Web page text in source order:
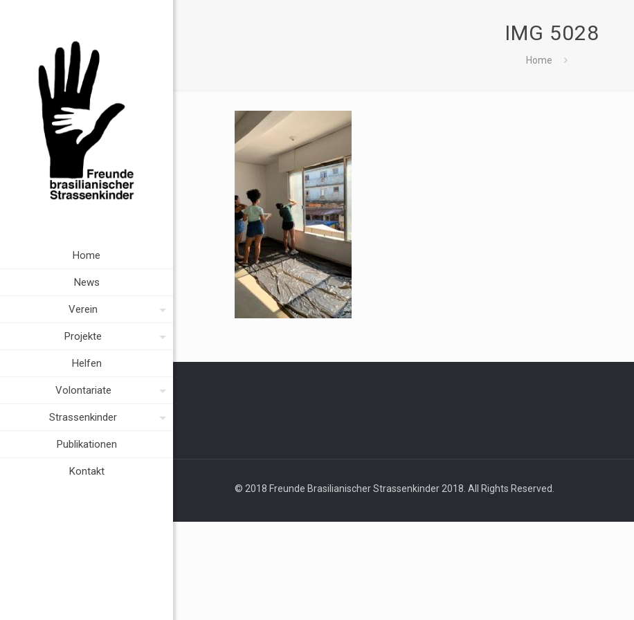
Home
News
Verein
Projekte
Helfen
Volontariate
Strassenkinder
Publikationen
Kontakt
IMG 5028
Home
© 2018 Freunde Brasilianischer Strassenkinder 2018. All Rights Reserved.